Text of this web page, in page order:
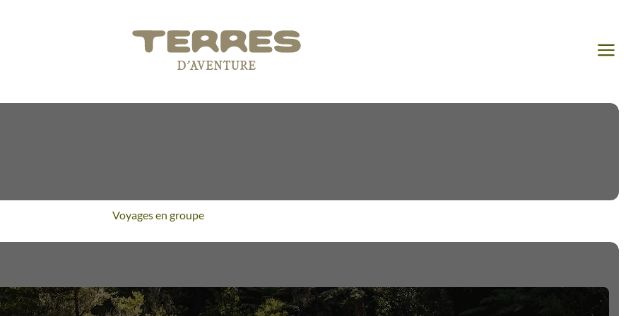
Voyages en groupe